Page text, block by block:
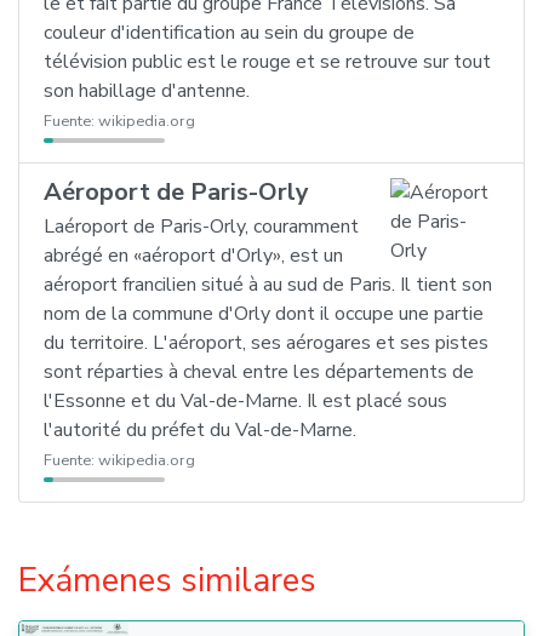
couleur d'identification au sein du groupe de
télévision public est le rouge et se retrouve sur tout
son habillage d'antenne.
Fuente: wikipedia.org
Aéroport de Paris-Orly
Laéroport de Paris-Orly, couramment
abrégé en «aéroport d'Orly», est un
aéroport francilien situé à au sud de Paris. Il tient son
nom de la commune d'Orly dont il occupe une partie
du territoire. L'aéroport, ses aérogares et ses pistes
sont réparties à cheval entre les départements de
l'Essonne et du Val-de-Marne. Il est placé sous
l'autorité du préfet du Val-de-Marne.
Fuente: wikipedia.org
Exámenes similares